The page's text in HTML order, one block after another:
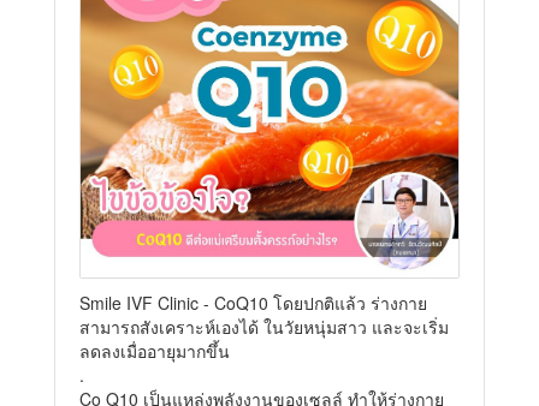
Smile IVF Clinic - CoQ10 โดยปกติแล้ว ร่างกาย
สามารถสังเคราะห์เองได้ ในวัยหนุ่มสาว และจะเริ่ม
ลดลงเมื่ออายุมากขึ้น
.
Co Q10 เป็นแหล่งพลังงานของเซลล์ ทำให้ร่างกาย